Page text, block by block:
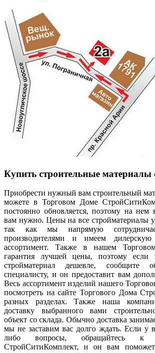
Купить строительные материалы
Приобрести нужный вам строительный
можете в Торговом Доме
постоянно обновляется, поэтому на нем
вам нужно. Цены на все стройматериалы
так как мы напрямую
производителями и имеем
ассортимент. Также в нашем
гарантия лучшей цены, поэтому
стройматериал дешевле,
специалисту, и он предоставит вам
Весь ассортимент изделий нашего
посмотреть на сайте Торгового Дома
разных разделах. Также наша
доставку выбранного вами
объект со склада. Обычно доставка
мы не заставим вас долго ждать. Если у
либо вопросы, обращайтесь к
СтройСитиКомплект, и он вам